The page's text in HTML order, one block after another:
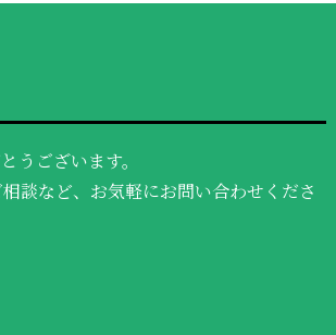
うございます。
談など、お気軽にお問い合わせくださ